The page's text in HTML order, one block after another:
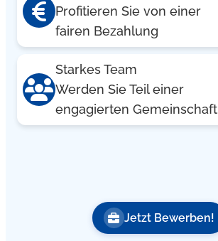
Profitieren Sie von einer
fairen Bezahlung
Starkes Team
Werden Sie Teil einer
engagierten Gemeinschaft
Jetzt Bewerben!